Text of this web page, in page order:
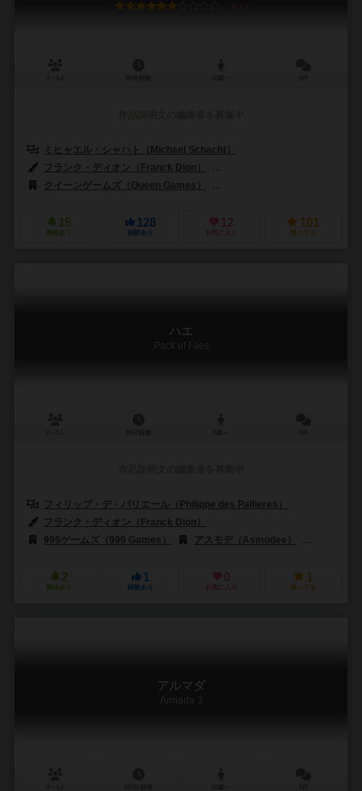
6.1
ミヒャエル・シャハト（Michael Schacht）
フランク・ディオン（Franck Dion）
クイーンゲームズ（Queen Games）
15
興味あり
128
経験あり
12
お気に入り
101
持ってる
ハエ
Pack of Flies
フィリップ・デ・パリエール（Philippe des Pallieres）
フランク・ディオン（Franck Dion）
999ゲームズ（999 Games）
アスモデ（Asmodee）
2
興味あり
1
経験あり
0
お気に入り
1
持ってる
アルマダ
Armada 3